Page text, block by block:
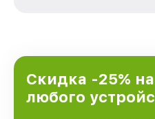
и лояльности наших
Скидка -25%
любого